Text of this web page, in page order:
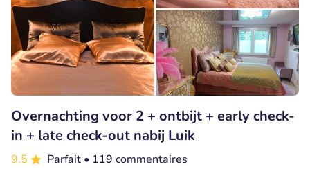
Overnachting voor 2 + ontbijt + early check-
in + late check-out nabij Luik
9.5 Parfait • 119 commentaires